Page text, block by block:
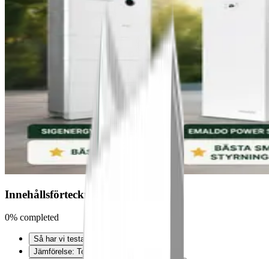
Innehållsförteckning
0% completed
Så har vi testat
Jämförelse: Topp 5 batterilagring 2026